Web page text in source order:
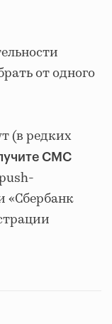
от одного
(в редких
СМС
«Сбербанк